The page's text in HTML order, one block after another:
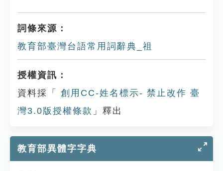
詞條來源：
教育部臺灣台語常用詞辭典_祖
授權資訊：
資料採「
創用CC-姓名標示- 禁止改作 臺
灣3.0版授權條款 」釋出
教育部異體字字典